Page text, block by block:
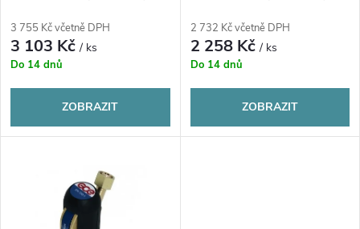
r
o
u
p
r
o
d
3 755 Kč včetně DPH
3 103 Kč/ ks
Do 14 dnů
ZOBRAZIT
2 732 Kč včetně DPH
2 258 Kč/ ks
Do 14 dnů
ZOBRAZIT